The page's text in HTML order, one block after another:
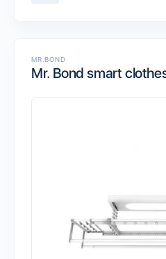
MR.BOND
Mr. Bond smart